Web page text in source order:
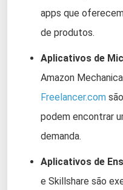
apps que
de produtos.
Aplicativos de
Amazon
Freelancer.com
podem encontrar
demanda.
Aplicativos de
e Skillshare são